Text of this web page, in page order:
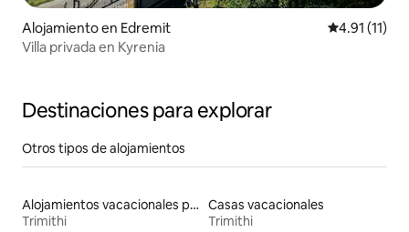
Alojamiento en Edremit Calificación
4.91 (11)
Villa privada en Kyrenia
Destinaciones para explorar
Otros tipos de alojamientos
Alojamientos vacacionales para familias
Trimithi
Casas vacacionales
Trimithi